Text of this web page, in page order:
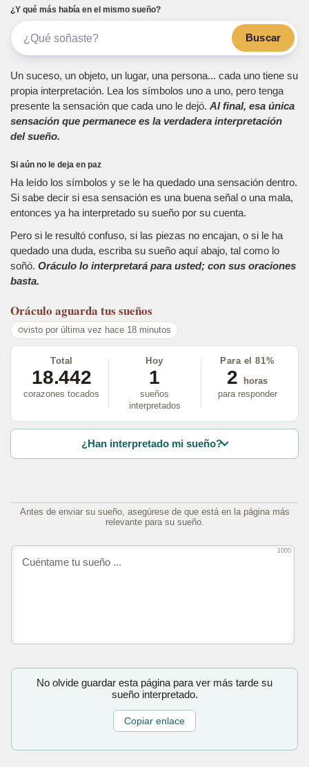
¿Y qué más había en el mismo sueño?
Buscar
Un suceso, un objeto, un lugar, una persona... cada uno tiene su
propia interpretación. Lea los símbolos uno a uno, pero tenga
presente la sensación que cada uno le dejó. Al final, esa única
sensación que permanece es la verdadera interpretación
del sueño.
Si aún no le deja en paz
Ha leído los símbolos y se le ha quedado una sensación dentro.
Si sabe decir si esa sensación es una buena señal o una mala,
entonces ya ha interpretado su sueño por su cuenta.
Pero si le resultó confuso, si las piezas no encajan, o si le ha
quedado una duda, escriba su sueño aquí abajo, tal como lo
soñó. Oráculo lo interpretará para usted; con sus oraciones
basta.
Oráculo aguarda tus sueños
visto por última vez hace 18 minutos
Total
18.442
corazones tocados
Hoy
1
sueños
interpretados
Para el 81%
2
horas
para responder
¿Han interpretado mi sueño?
Antes de enviar su sueño, asegúrese de que está en la página más
relevante para su sueño.
1000
No olvide guardar esta página para ver más tarde su
sueño interpretado.
Copiar enlace